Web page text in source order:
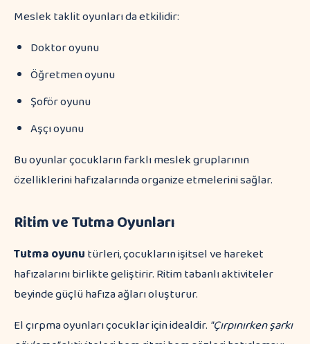
Meslek taklit oyunları da etkilidir:
Doktor oyunu
Öğretmen oyunu
Şoför oyunu
Aşçı oyunu
Bu oyunlar çocukların farklı meslek gruplarının
özelliklerini hafızalarında organize etmelerini sağlar.
Ritim ve Tutma Oyunları
Tutma oyunutürleri, çocukların işitsel ve hareket
hafızalarını birlikte geliştirir. Ritim tabanlı aktiviteler
beyinde güçlü hafıza ağları oluşturur.
El çırpma oyunları çocuklar için idealdir. "Çırpınırken şarkı